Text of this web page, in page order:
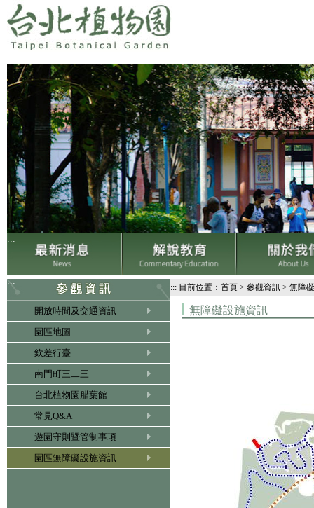
:::
:::
開放時間及交通資訊
園區地圖
欽差行臺
南門町三二三
台北植物園腊葉館
常見Q&A
遊園守則暨管制事項
園區無障礙設施資訊
::: 目前位置： 首頁 > 參觀資訊 > 無障
無障礙設施資訊